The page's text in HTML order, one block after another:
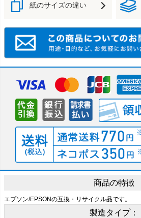
紙のサイズの違い
商品の特徴
エプソン/EPSONの互換・リサイクル品です。
製造タイプ：